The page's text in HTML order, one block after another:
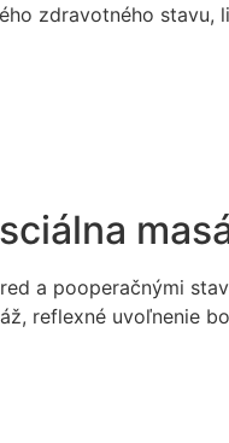
zdravotného stavu,
a pooperačnými
reflexné uvoľnenie